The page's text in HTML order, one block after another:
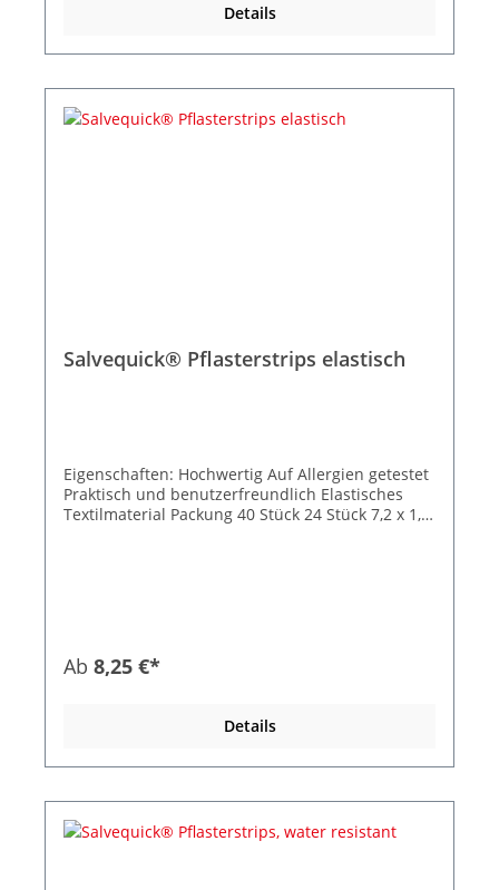
Details
Salvequick® Pflasterstrips elastisch
Eigenschaften: Hochwertig Auf Allergien getestet
Praktisch und benutzerfreundlich Elastisches
Textilmaterial Packung 40 Stück 24 Stück 7,2 x 1,9
Ab 8,25 €*
Details